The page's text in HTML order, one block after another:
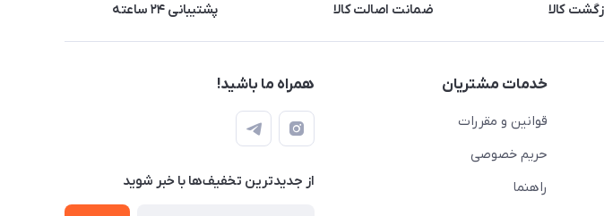
کالا ضمانت اصالت کالا پشتیبانی ۲۴ ساعته
خدمات مشتریان
قوانین و مقررات
حریم خصوصی
راهنما
همراه ما باشید!
از جدید‌ترین تخفیف‌ها با‌ خبر شوید